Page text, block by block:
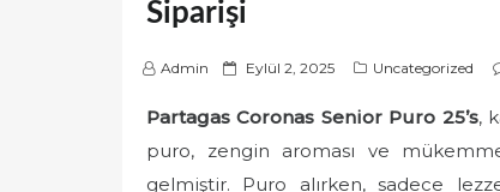
Siparişi
Admin
P
s
t
Eylül 2, 2025 Uncategorized
Partagas Coronas Senior Puro 25’s,
puro, zengin aroması ve
gelmiştir. Puro alırken, sadece